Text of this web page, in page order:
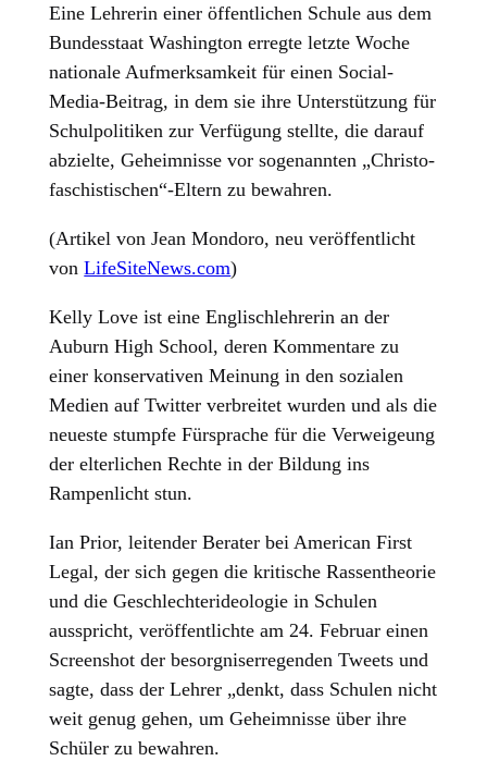
Eine Lehrerin einer öffentlichen Schule aus dem
Bundesstaat Washington erregte letzte Woche
nationale Aufmerksamkeit für einen Social-
Media-Beitrag, in dem sie ihre Unterstützung für
Schulpolitiken zur Verfügung stellte, die darauf
abzielte, Geheimnisse vor sogenannten „Christo-
faschistischen“-Eltern zu bewahren.
(Artikel von Jean Mondoro, neu veröffentlicht
vonLifeSiteNews.com)
Kelly Love ist eine Englischlehrerin an der
Auburn High School, deren Kommentare zu
einer konservativen Meinung in den sozialen
Medien auf Twitter verbreitet wurden und als die
neueste stumpfe Fürsprache für die Verweigeung
der elterlichen Rechte in der Bildung ins
Rampenlicht stun.
Ian Prior, leitender Berater bei American First
Legal, der sich gegen die kritische Rassentheorie
und die Geschlechterideologie in Schulen
ausspricht, veröffentlichte am 24. Februar einen
Screenshot der besorgniserregenden Tweets und
sagte, dass der Lehrer „denkt, dass Schulen nicht
weit genug gehen, um Geheimnisse über ihre
Schüler zu bewahren.